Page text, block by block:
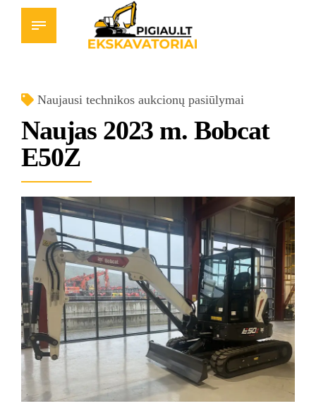
Naujausi technikos aukcionų pasiūlymai
Naujas 2023 m. Bobcat
E50Z